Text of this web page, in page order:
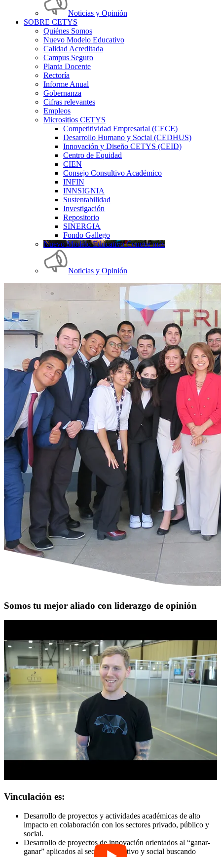
Noticias y Opinión
SOBRE CETYS
Quiénes Somos
Nuevo Modelo Educativo
Calidad Acreditada
Campus Seguro
Planta Docente
Rectoría
Informe Anual
Gobernanza
Cifras relevantes
Empleos
Micrositios CETYS
Competitividad Empresarial (CECE)
Desarrollo Humano y Social (CEDHUS)
Innovación y Diseño CETYS (CEID)
Centro de Equidad
CIEN
Consejo Consultivo Académico
INFIN
INNSIGNIA
Sustentabilidad
Investigación
Repositorio
SINERGIA
Fondo Gallego
Nuevo Modelo Educativo Conoce más
Noticias y Opinión
Somos tu mejor aliado con liderazgo de opinión
Vinculación es:
Desarrollo de proyectos y actividades académicas de alto
impacto en colaboración con los sectores privado, público y
social.
Desarrollo de proyectos de innovación orientados al “ganar-
ganar” aplicados al sector productivo y social buscando